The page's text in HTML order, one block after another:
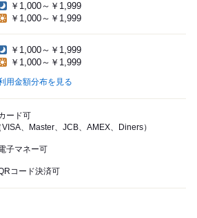
￥1,000～￥1,999
￥1,000～￥1,999
￥1,000～￥1,999
￥1,000～￥1,999
用金額分布を見る
ード可
VISA、Master、JCB、AMEX、Diners）
子マネー可
コード決済可